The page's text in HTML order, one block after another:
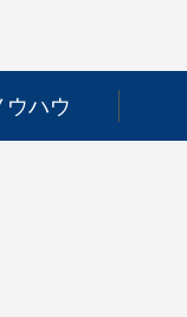
ウハウ